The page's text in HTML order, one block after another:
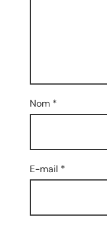
Nom *
E-mail *